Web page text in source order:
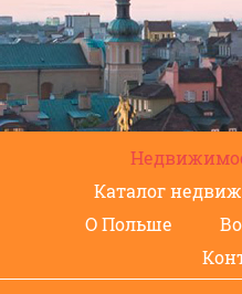
Каталог
О Польше